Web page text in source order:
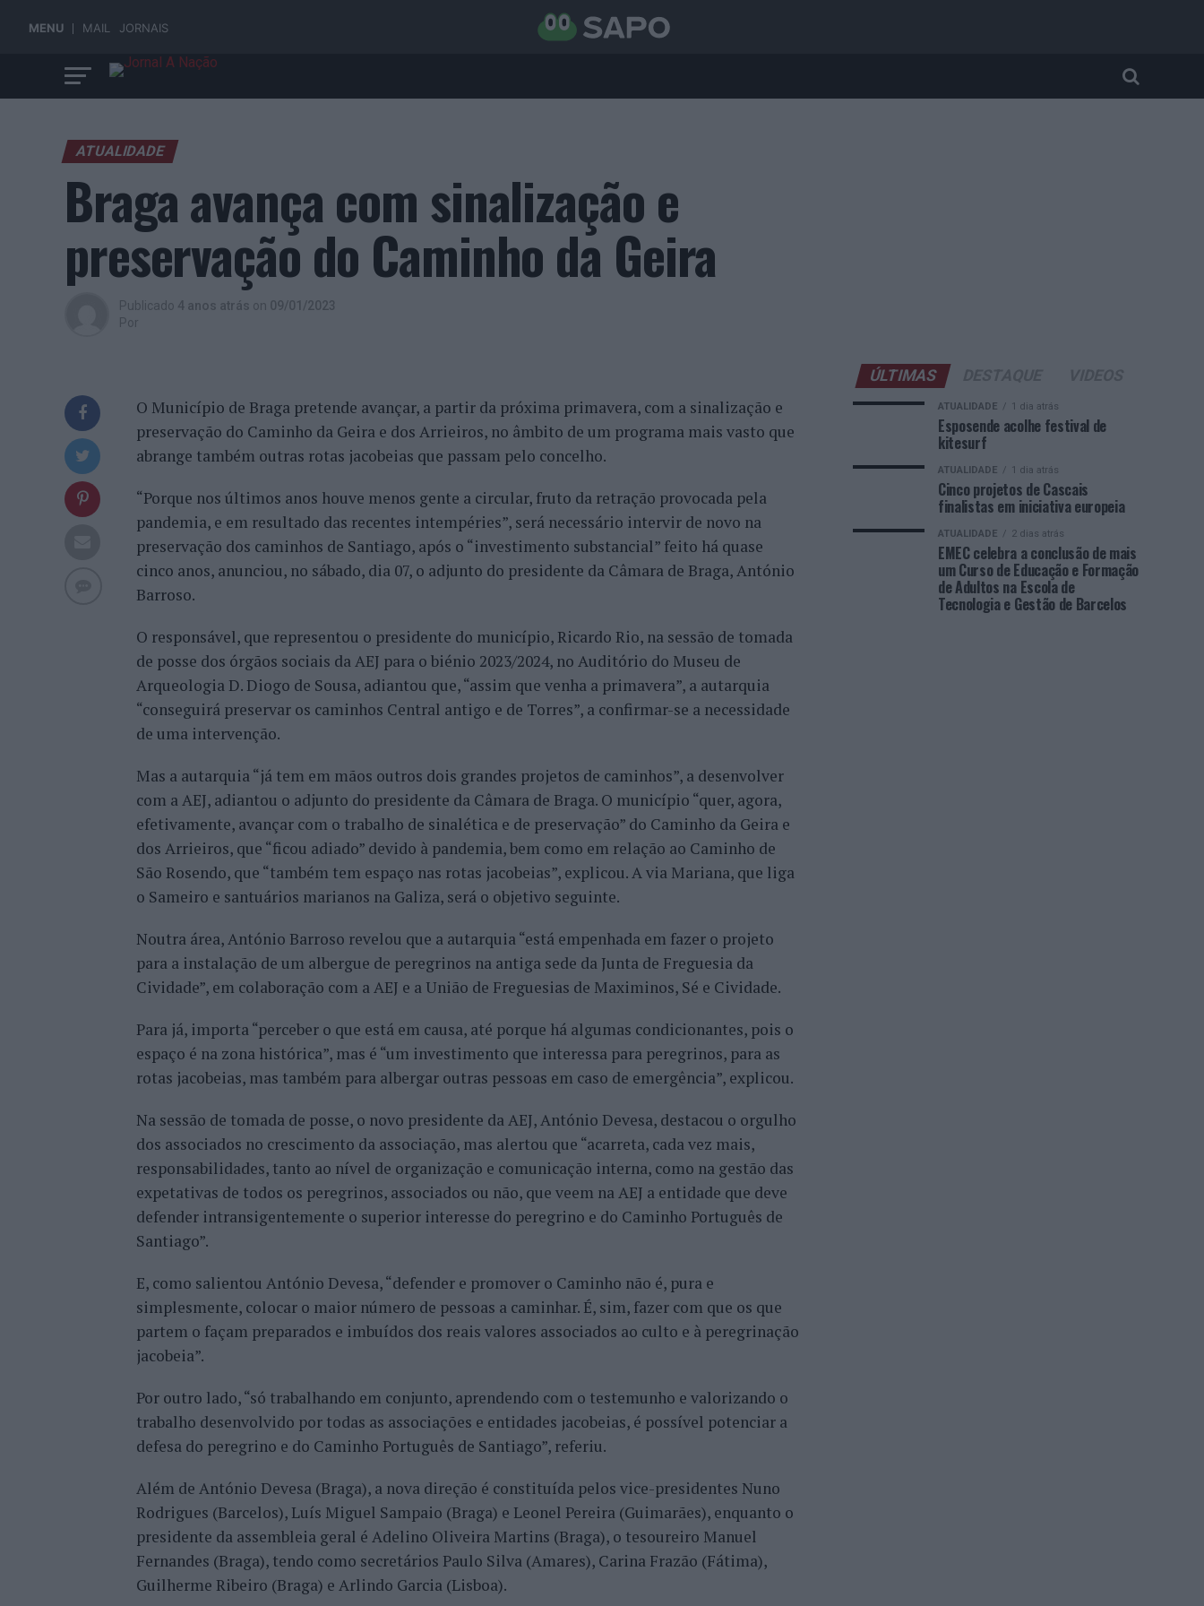
MENU MAIL JORNAIS
ATUALIDADE
Braga avança com sinalização e
preservação do Caminho da Geira
Publicado 4 anos atrás on 09/01/2023
Por
O Município de Braga pretende avançar, a partir da próxima primavera, com a sinalização e
preservação do Caminho da Geira e dos Arrieiros, no âmbito de um programa mais vasto que
abrange também outras rotas jacobeias que passam pelo concelho.
“Porque nos últimos anos houve menos gente a circular, fruto da retração provocada pela
pandemia, e em resultado das recentes intempéries”, será necessário intervir de novo na
preservação dos caminhos de Santiago, após o “investimento substancial” feito há quase
cinco anos, anunciou, no sábado, dia 07, o adjunto do presidente da Câmara de Braga, António
Barroso.
O responsável, que representou o presidente do município, Ricardo Rio, na sessão de tomada
de posse dos órgãos sociais da AEJ para o biénio 2023/2024, no Auditório do Museu de
Arqueologia D. Diogo de Sousa, adiantou que, “assim que venha a primavera”, a autarquia
“conseguirá preservar os caminhos Central antigo e de Torres”, a confirmar-se a necessidade
de uma intervenção.
Mas a autarquia “já tem em mãos outros dois grandes projetos de caminhos”, a desenvolver
com a AEJ, adiantou o adjunto do presidente da Câmara de Braga. O município “quer, agora,
efetivamente, avançar com o trabalho de sinalética e de preservação” do Caminho da Geira e
dos Arrieiros, que “ficou adiado” devido à pandemia, bem como em relação ao Caminho de
São Rosendo, que “também tem espaço nas rotas jacobeias”, explicou. A via Mariana, que liga
o Sameiro e santuários marianos na Galiza, será o objetivo seguinte.
Noutra área, António Barroso revelou que a autarquia “está empenhada em fazer o projeto
para a instalação de um albergue de peregrinos na antiga sede da Junta de Freguesia da
Cividade”, em colaboração com a AEJ e a União de Freguesias de Maximinos, Sé e Cividade.
Para já, importa “perceber o que está em causa, até porque há algumas condicionantes, pois o
espaço é na zona histórica”, mas é “um investimento que interessa para peregrinos, para as
rotas jacobeias, mas também para albergar outras pessoas em caso de emergência”, explicou.
Na sessão de tomada de posse, o novo presidente da AEJ, António Devesa, destacou o orgulho
dos associados no crescimento da associação, mas alertou que “acarreta, cada vez mais,
responsabilidades, tanto ao nível de organização e comunicação interna, como na gestão das
expetativas de todos os peregrinos, associados ou não, que veem na AEJ a entidade que deve
defender intransigentemente o superior interesse do peregrino e do Caminho Português de
Santiago”.
E, como salientou António Devesa, “defender e promover o Caminho não é, pura e
simplesmente, colocar o maior número de pessoas a caminhar. É, sim, fazer com que os que
partem o façam preparados e imbuídos dos reais valores associados ao culto e à peregrinação
jacobeia”.
Por outro lado, “só trabalhando em conjunto, aprendendo com o testemunho e valorizando o
trabalho desenvolvido por todas as associações e entidades jacobeias, é possível potenciar a
defesa do peregrino e do Caminho Português de Santiago”, referiu.
Além de António Devesa (Braga), a nova direção é constituída pelos vice-presidentes Nuno
Rodrigues (Barcelos), Luís Miguel Sampaio (Braga) e Leonel Pereira (Guimarães), enquanto o
presidente da assembleia geral é Adelino Oliveira Martins (Braga), o tesoureiro Manuel
Fernandes (Braga), tendo como secretários Paulo Silva (Amares), Carina Frazão (Fátima),
Guilherme Ribeiro (Braga) e Arlindo Garcia (Lisboa).
ÚLTIMAS
ATUALIDADE 1 dia atrás
Esposende acolhe festival de
kitesurf
ATUALIDADE 1 dia atrás
Cinco projetos de Cascais
finalistas em iniciativa europeia
ATUALIDADE 2 dias atrás
EMEC celebra a conclusão de mais
um Curso de Educação e Formação
de Adultos na Escola de
Tecnologia e Gestão de Barcelos